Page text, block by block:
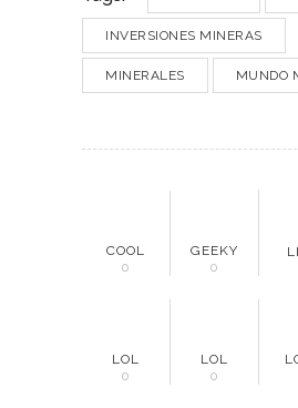
INVERSIONES MINERAS
MINERALES MUNDO
COOL
0
GEEKY
0
LOL
0
LOL
0